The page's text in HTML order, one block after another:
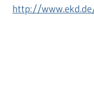
http://